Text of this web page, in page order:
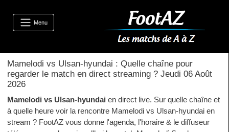
Mamelodi vs Ulsan-hyundai : Quelle chaîne pour
regarder le match en direct streaming ? Jeudi 06 Août
2026
Mamelodi vs Ulsan-hyundai en direct live. Sur quelle chaîne et
à quelle heure voir la rencontre Mamelodi vs Ulsan-hyundai en
stream ? FootAZ vous donne l'agenda, l'horaire & le diffuseur
Menu